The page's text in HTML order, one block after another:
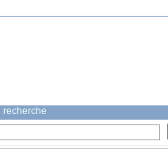
recherche